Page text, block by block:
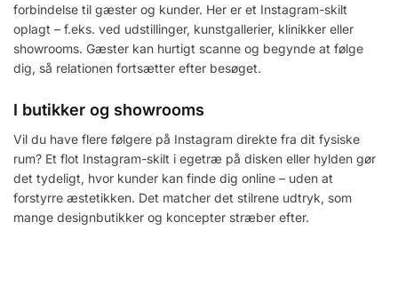
forbindelse til gæster og kunder. Her er et Instagram-skilt
oplagt – f.eks. ved udstillinger, kunstgallerier, klinikker eller
showrooms. Gæster kan hurtigt scanne og begynde at følge
dig, så relationen fortsætter efter besøget.
I butikker og showrooms
Vil du have flere følgere på Instagram direkte fra dit fysiske
rum? Et flot Instagram-skilt i egetræ på disken eller hylden gør
det tydeligt, hvor kunder kan finde dig online – uden at
forstyrre æstetikken. Det matcher det stilrene udtryk, som
mange designbutikker og koncepter stræber efter.